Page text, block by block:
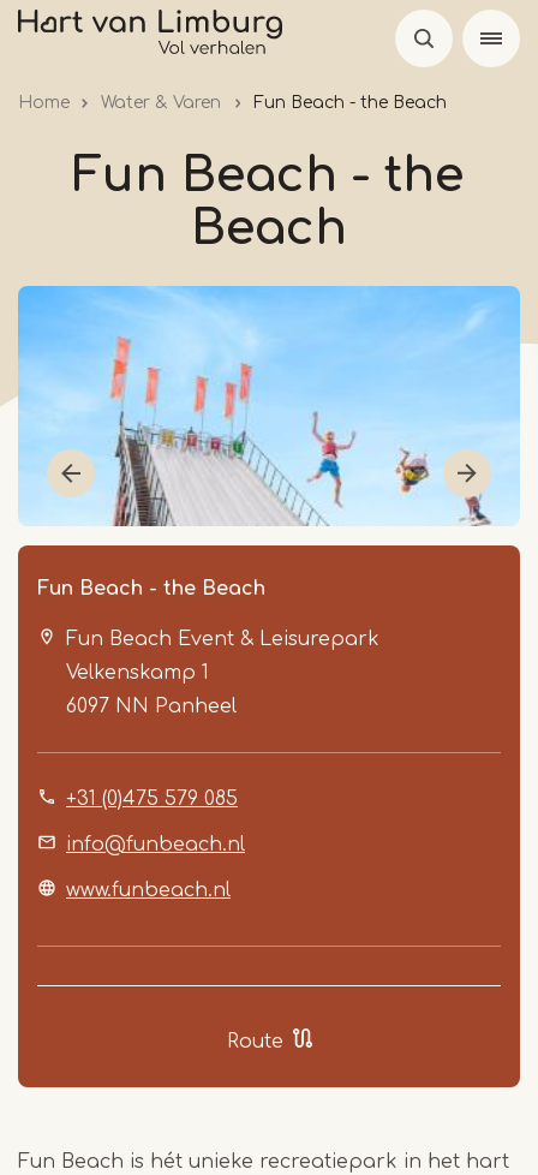
Overslaan
Home Water & Varen Fun Beach - the Beach
Fun Beach - the
Beach
Fun Beach - the Beach
Fun Beach Event & Leisurepark
Velkenskamp 1
6097 NN Panheel
+31 (0)475 579 085
info@funbeach.nl
www.funbeach.nl
Route
Item
Fun Beach is hét unieke recreatiepark in het hart